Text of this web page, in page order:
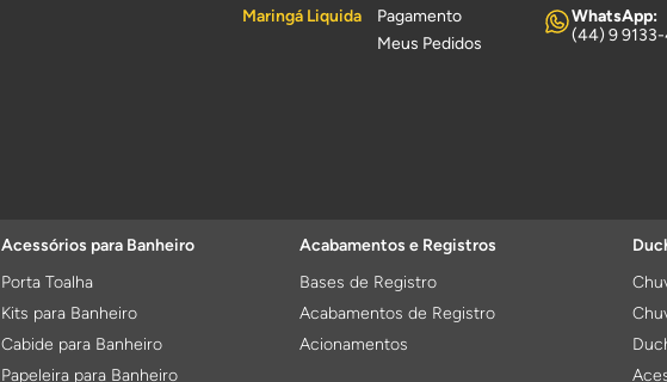
Maringá Liquida
Pagamento
Meus Pedidos
WhatsApp:
(44) 9
Acessórios para Banheiro
Porta Toalha
Kits para Banheiro
Cabide para Banheiro
Papeleira para Banheiro
Acabamentos e Registros
Bases de Registro
Acabamentos de Registro
Acionamentos